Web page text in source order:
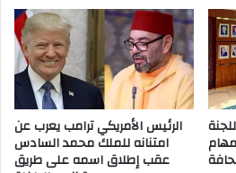
ت
ط
و
ن
ح
ق
و
ف
ي
ل
ب
ر
ا
ل
الرئيس الأمريكي ترامب يعرب عن
امتنانه للملك محمد السادس
عقب إطلاق اسمه على طريق